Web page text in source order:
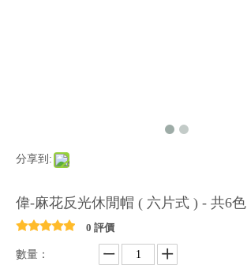
分享到:
偉-麻花反光休閒帽 ( 六片式 ) - 共6色
0 評價
數量：